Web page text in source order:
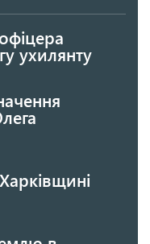
ухилянту